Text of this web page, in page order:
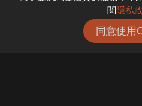
閱隱私
同意使用